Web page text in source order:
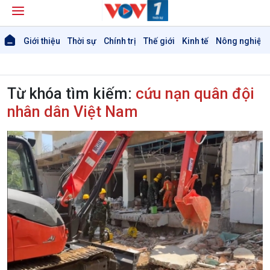
Giới thiệu Thời sự Chính trị Thế giới Kinh tế Nông nghiệp
Giới thiệu
Thời sự
Thời sự 6h
Thời sự 12h
Thời sự 18h
Thời sự 21h30
Bản tin
Chuyên mục
Theo dòng Thời sự
Từ khóa tìm kiếm: cứu nạn quân đội
nhân dân Việt Nam